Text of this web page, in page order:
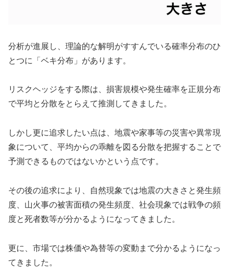
分析が進展し、理論的な解明がすすんでいる確率分布のひ
とつに「ベキ分布」があります。
リスクヘッジをする際は、損害規模や発生確率を正規分布
で平均と分散をとらえて推測してきました。
しかし更に追求したい点は、地震や家事等の災害や異常現
象について、平均からの乖離を図る分散を把握することで
予測できるものではないかという点です。
その後の追求により、自然現象では地震の大きさと発生頻
度、山火事の被害面積の発生頻度、社会現象では戦争の頻
度と死者数等が分かるようになってきました。
更に、市場では株価や為替等の変動まで分かるようになっ
てきました。